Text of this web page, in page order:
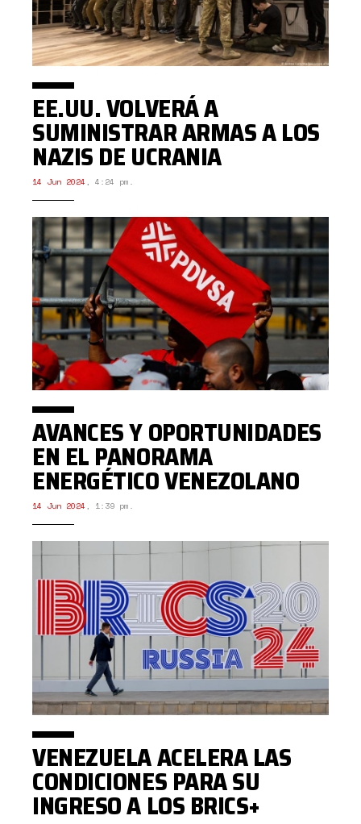
EE.UU. VOLVERÁ A
SUMINISTRAR ARMAS A LOS
NAZIS DE UCRANIA
14 Jun 2024 , 4:24 pm.
AVANCES Y OPORTUNIDADES
EN EL PANORAMA
ENERGÉTICO VENEZOLANO
14 Jun 2024 , 1:39 pm.
VENEZUELA ACELERA LAS
CONDICIONES PARA SU
INGRESO A LOS BRICS+